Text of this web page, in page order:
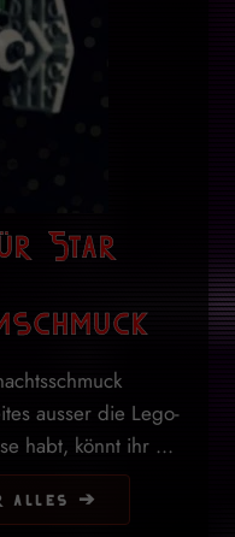
Star
ausser die Lego-
habt, könnt ihr ...
alles ➔